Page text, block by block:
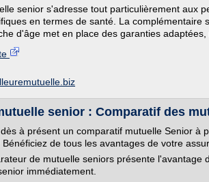
senior s'adresse tout particulièrement aux
en termes de santé. La complémentaire
d'âge met en place des garanties adaptées,
senior : Comparatif des
à présent un comparatif mutuelle Senior à
de tous les avantages de votre
de mutuelle seniors présente l'avantage
immédiatement.